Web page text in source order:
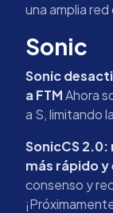
una amplia
Sonic
Sonic
a FTMAhora
a S, limitando
SonicCS
más rápido
consenso y